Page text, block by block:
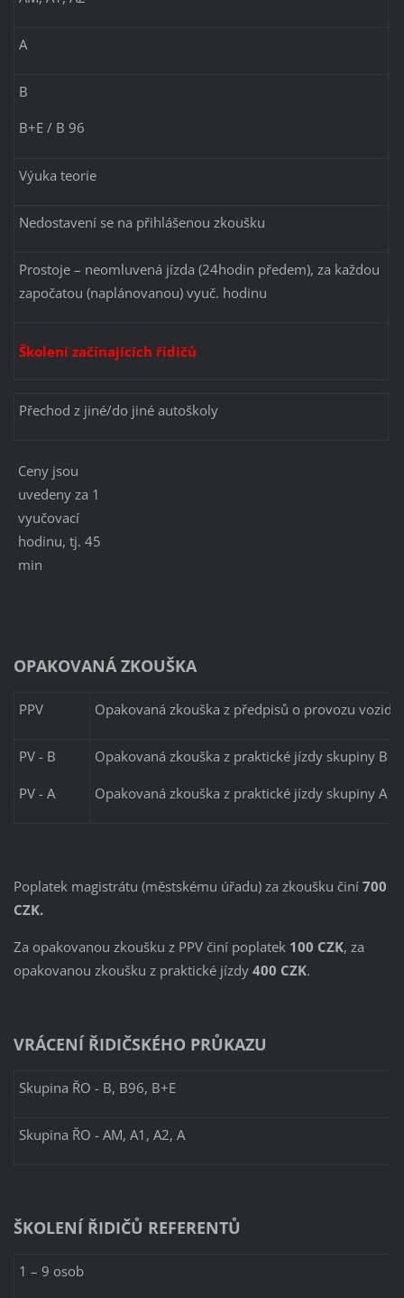
A
B
B+E / B 96
Výuka teorie
Nedostavení se na přihlášenou zkoušku
Prostoje – neomluvená jízda (24hodin předem), za každou
započatou (naplánovanou) vyuč. hodinu
Školení začínajících řidičů
Přechod z jiné/do jiné autoškoly
Ceny jsou
uvedeny za 1
vyučovací
hodinu, tj. 45
min
OPAKOVANÁ ZKOUŠKA
PPV Opakovaná zkouška z předpisů o provozu
PV - B
PV - A
Opakovaná zkouška z praktické jízdy skupiny B
Opakovaná zkouška z praktické jízdy skupiny A
Poplatek magistrátu (městskému úřadu) za zkoušku činí 700
CZK.
Za opakovanou zkoušku z PPV činí poplatek 100 CZK, za
opakovanou zkoušku z praktické jízdy 400 CZK.
VRÁCENÍ ŘIDIČSKÉHO PRŮKAZU
Skupina ŘO - B, B96, B+E
Skupina ŘO - AM, A1, A2, A
ŠKOLENÍ ŘIDIČŮ REFERENTŮ
1 – 9 osob